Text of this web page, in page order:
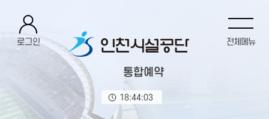
통합예약
18:44:03
전체메뉴
로그인